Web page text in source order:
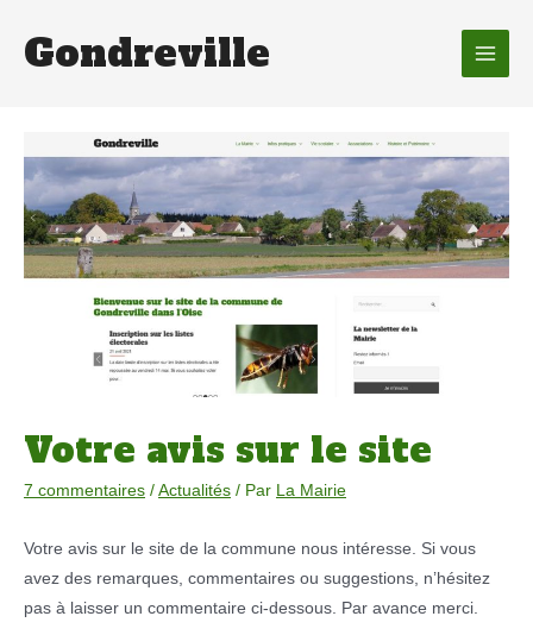
Gondreville
Main
Votre avis sur le site
7 commentaires / Actualités / Par La Mairie
Votre avis sur le site de la commune nous intéresse. Si vous
avez des remarques, commentaires ou suggestions, n’hésitez
pas à laisser un commentaire ci-dessous. Par avance merci.